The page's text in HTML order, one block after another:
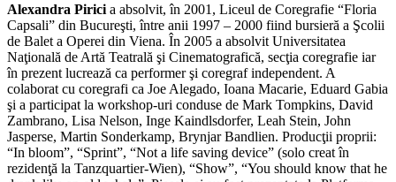
Alexandra Pirici a absolvit, în 2001, Liceul de Coregrafie “Floria
Capsali” din Bucureşti, între anii 1997 – 2000 fiind bursieră a Şcolii
de Balet a Operei din Viena. În 2005 a absolvit Universitatea
Naţională de Artă Teatrală şi Cinematografică, secţia coregrafie iar
în prezent lucrează ca performer şi coregraf independent. A
colaborat cu coregrafi ca Joe Alegado, Ioana Macarie, Eduard Gabia
şi a participat la workshop-uri conduse de Mark Tompkins, David
Zambrano, Lisa Nelson, Inge Kaindlsdorfer, Leah Stein, John
Jasperse, Martin Sonderkamp, Brynjar Bandlien. Producţii proprii:
“In bloom”, “Sprint”, “Not a life saving device” (solo creat în
rezidenţă la Tanzquartier-Wien), “Show”, “You should know that he